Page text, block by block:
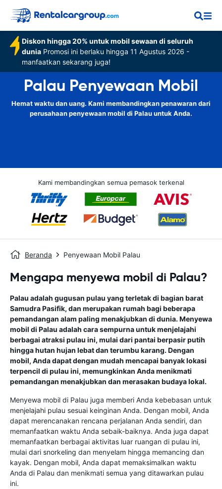
Diskon hingga 20% untuk mobil sewaan di seluruh
dunia Promosi ini berlaku hingga 11 Agustus 2026 -
manfaatkan sekarang juga!
Palau Penyewaan Mobil
Hemat waktu dan uang. Kami membandingkan penawaran dari
perusahaan penyewaan mobil di Palau untuk Anda.
Kami membandingkan semua pemasok terkenal
Beranda Penyewaan Mobil Palau
Mengapa menyewa mobil di Palau?
Palau adalah gugusan pulau yang terletak di bagian barat
Samudra Pasifik, dan merupakan rumah bagi beberapa
pemandangan alam paling menakjubkan di dunia. Menyewa
mobil di Palau adalah cara sempurna untuk menjelajahi
berbagai atraksi pulau ini, mulai dari pantai berpasir putih
hingga hutan hujan lebat dan terumbu karang. Dengan
mobil, Anda dapat dengan mudah mencapai banyak lokasi
terpencil di pulau ini, memungkinkan Anda menikmati
pemandangan menakjubkan dan merasakan budaya lokal.
Menyewa mobil di Palau juga memberi Anda kebebasan untuk
menjelajahi pulau sesuai keinginan Anda. Dengan mobil, Anda
dapat merencanakan rencana perjalanan Anda sendiri, dan
memanfaatkan waktu Anda sebaik-baiknya. Anda juga dapat
memanfaatkan berbagai aktivitas luar ruangan di pulau ini,
mulai dari snorkeling dan menyelam hingga memancing dan
kayak. Dengan mobil, Anda dapat memaksimalkan waktu
Anda di Palau dan menikmati semua yang ditawarkan pulau
ini.